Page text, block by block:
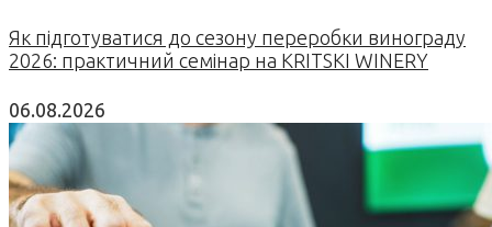
Як підготуватися до сезону переробки винограду
2026: практичний семінар на KRITSKI WINERY
06.08.2026